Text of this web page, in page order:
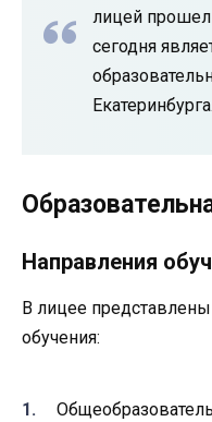
лицей прошел
сегодня
Екатеринбурга.
Направления
В лицее
обучения: